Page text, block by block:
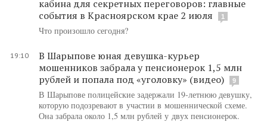
кабина для секретных переговоров: главные
события в Красноярском крае 2 июля
1
Что произошло сегодня?
19:10
В Шарыпове юная девушка-курьер
мошенников забрала у пенсионерок 1,5 млн
рублей и попала под «уголовку» (видео)
9
В Шарыпове полицейские задержали 19-летнюю девушку,
которую подозревают в участии в мошеннической схеме.
Она забрала около 1,5 млн рублей у двух пенсионерок.